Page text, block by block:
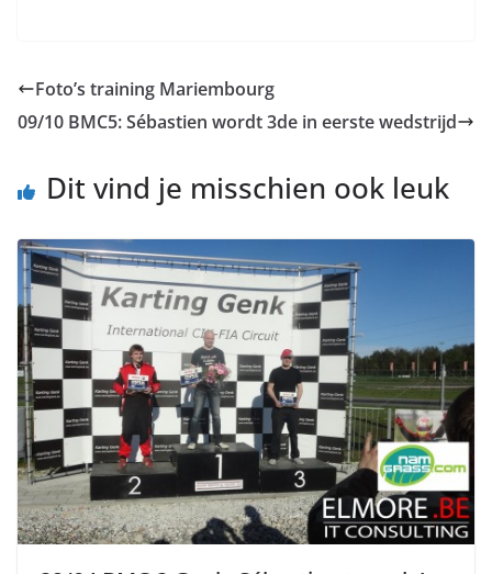
Foto’s training Mariembourg
09/10 BMC5: Sébastien wordt 3de in eerste wedstrijd
Dit vind je misschien ook leuk